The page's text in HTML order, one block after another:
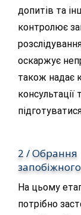
допитів та
контролює
оскаржує
також надає
консультації
2 / Обрання
На цьому
потрібно